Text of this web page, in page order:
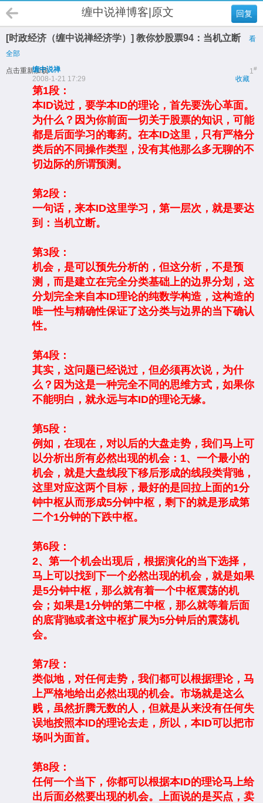
回复
缠中说禅博客|原文
[时政经济（缠中说禅经济学）] 教你炒股票94：当机立断
看
全部
点击重新加载 1#
缠中说禅
收藏
2008-1-21 17:29
第1段：
本ID说过，要学本ID的理论，首先要洗心革面。
为什么？因为你前面一切关于股票的知识，可能
都是后面学习的毒药。在本ID这里，只有严格分
类后的不同操作类型，没有其他那么多无聊的不
切边际的所谓预测。
第2段：
一句话，来本ID这里学习，第一层次，就是要达
到：当机立断。
第3段：
机会，是可以预先分析的，但这分析，不是预
测，而是建立在完全分类基础上的边界分划，这
分划完全来自本ID理论的纯数学构造，这构造的
唯一性与精确性保证了这分类与边界的当下确认
性。
第4段：
其实，这问题已经说过，但必须再次说，为什
么？因为这是一种完全不同的思维方式，如果你
不能明白，就永远与本ID的理论无缘。
第5段：
例如，在现在，对以后的大盘走势，我们马上可
以分析出所有必然出现的机会：1、一个最小的
机会，就是大盘线段下移后形成的线段类背驰，
这里对应这两个目标，最好的是回拉上面的1分
钟中枢从而形成5分钟中枢，剩下的就是形成第
二个1分钟的下跌中枢。
第6段：
2、第一个机会出现后，根据演化的当下选择，
马上可以找到下一个必然出现的机会，就是如果
是5分钟中枢，那么就有着一个中枢震荡的机
会；如果是1分钟的第二中枢，那么就等着后面
的底背驰或者这中枢扩展为5分钟后的震荡机
会。
第7段：
类似地，对任何走势，我们都可以根据理论，马
上严格地给出必然出现的机会。市场就是这么
贱，虽然折腾无数的人，但就是从来没有任何失
误地按照本ID的理论去走，所以，本ID可以把市
场叫为面首。
第8段：
任何一个当下，你都可以根据本ID的理论马上给
出后面必然要出现的机会。上面说的是买点，卖